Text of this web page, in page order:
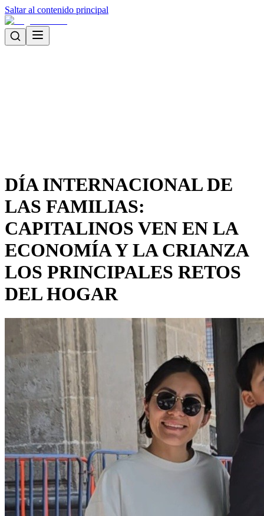
Saltar al contenido principal
DÍA INTERNACIONAL DE
LAS FAMILIAS:
CAPITALINOS VEN EN LA
ECONOMÍA Y LA CRIANZA
LOS PRINCIPALES RETOS
DEL HOGAR